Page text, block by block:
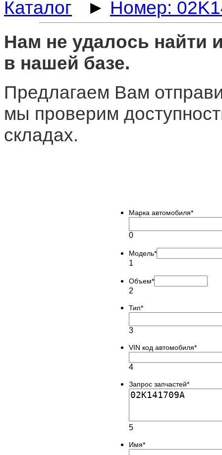
Каталог ► Номер:
Нам не удалось найти
в нашей базе.
Предлагаем Вам
мы проверим
складах.
Марка автомобиля*
0
Модель*
1
Объем*
2
Тип*
3
VIN код автомобиля*
4
Запрос запчастей*
5
Имя*